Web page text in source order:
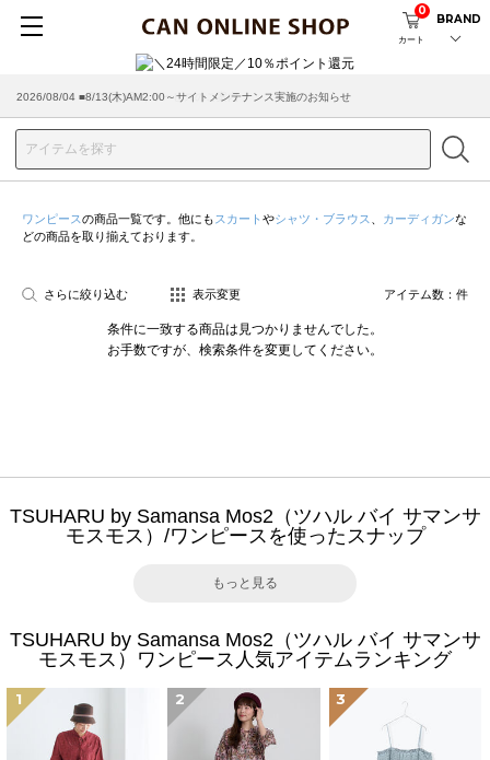
カート
0
BRAND
2026/08/04 ■8/13(木)AM2:00～サイトメンテナンス実施のお知らせ
ワンピースの商品一覧です。他にも スカート やシャツ・ブラウス カーディガンな
どの商品を取り揃えております。
さらに絞り込む 表示変更 アイテム数： 件
条件に一致する商品は見つかりませんでした。
お手数ですが、検索条件を変更してください。
TSUHARU by Samansa Mos2（ツハル バイ サマンサ
モスモス）/ワンピースを使ったスナップ
もっと見る
TSUHARU by Samansa Mos2（ツハル バイ サマンサ
モスモス）ワンピース人気アイテムランキング
1 2 3